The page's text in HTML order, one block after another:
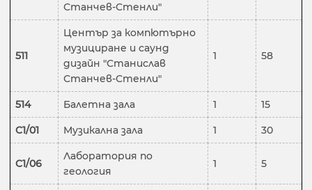
Станчев-Стенли"
511
Център за компютърно
музициране и саунд
дизайн "Станислав
Станчев-Стенли"
1 58
514 Балетна зала 1 15
C1/01 Музикална зала 1 30
C1/06
Лаборатория по
геология
1 5